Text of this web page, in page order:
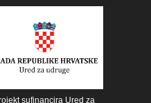
sufinancira Ured za